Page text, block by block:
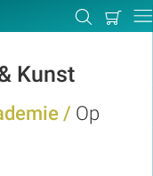
Zoeken
Mijn
Kunst
/ Op